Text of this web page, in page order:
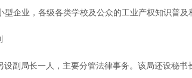
企业，各级各类学校及公众的工业产权知识普及
副局长一人，主要分管法律事务。该局还设秘书